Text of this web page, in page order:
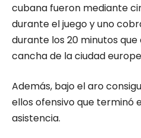
cubana fueron mediante
durante el juego y uno
durante los 20 minutos
cancha de la ciudad
Además, bajo el aro
ellos ofensivo que terminó
asistencia.